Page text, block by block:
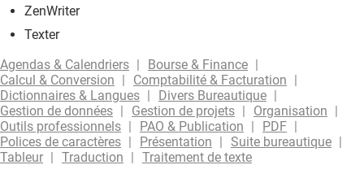
ZenWriter
Texter
Agendas & Calendriers
Bourse & Finance
Calcul & Conversion
Comptabilité & Facturation
Dictionnaires & Langues
Divers Bureautique
Gestion de données
Gestion de projets
Organisation
Outils professionnels
PAO & Publication
PDF
Polices de caractères
Présentation
Suite bureautique
Tableur
Traduction Traitement de texte